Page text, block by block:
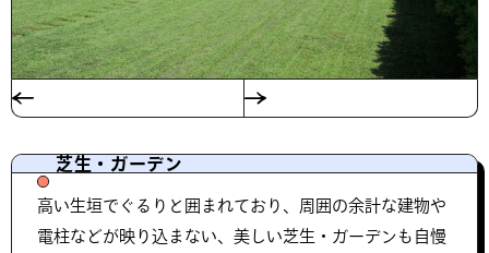
芝生・ガーデン
高い生垣でぐるりと囲まれており、周囲の余計な建物や
電柱などが映り込まない、美しい芝生・ガーデンも自慢